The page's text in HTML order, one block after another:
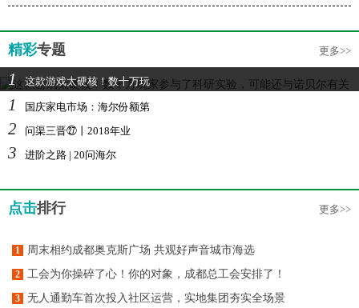
精彩专题 更多>>
1 这款游戏太硬核！数十万玩
1 国庆家电市场：海尔份额第
2 问渠三晋㉗丨2018年业
3 进阶之路 | 20问海尔
点击排行 更多>>
1 周末相约成都奥克斯广场 共观好声音城市海选
2 工会为你操碎了心！你的对象，成都总工会安排了！
3 无人通勤车首次投入社区运营，实地集团夯实全场景